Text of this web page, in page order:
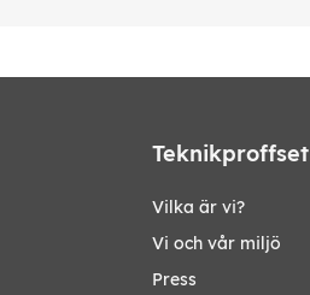
Teknikproffset
Vilka är vi?
Vi och vår miljö
Press